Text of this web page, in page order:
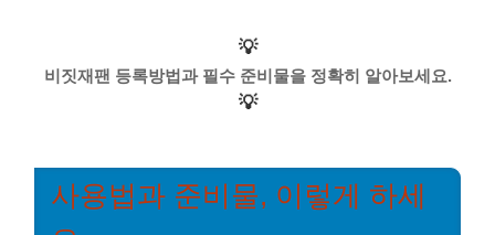
💡
비짓재팬 등록방법과 필수 준비물을 정확히 알아보세요.
💡
사용법과 준비물, 이렇게 하세